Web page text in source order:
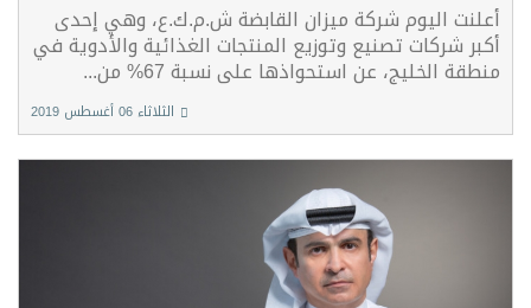
أعلنت اليوم شركة ميزان القابضة ش.م.ك.ع، وهي إحدى
أكبر شركات تصنيع وتوزيع المنتجات الغذائية والأدوية في
منطقة الخليج، عن استحواذها على نسبة 67% من...
الثلاثاء 06 أغسطس 2019